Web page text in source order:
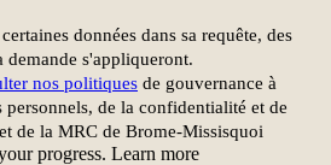
données dans sa requête, des
demande s'appliqueront.
nos politiques de gouvernance à
personnels, de la confidentialité et de
de la MRC de Brome-Missisquoi
progress. Learn more